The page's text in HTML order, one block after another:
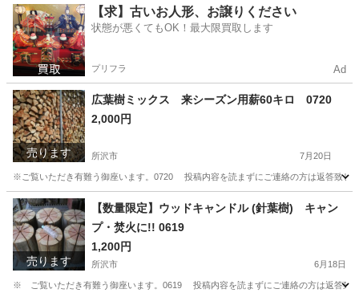
埼玉 所沢市 その他 丸太
【求】古いお人形、お譲りください
状態が悪くてもOK！最大限買取します
プリフラ Ad
売ります
広葉樹ミックス 来シーズン用薪60キロ 0720
2,000円
所沢市 7月20日
※ご覧いただき有難う御座います。0720 投稿内容を読まずにご連絡の方は返答致
埼玉 所沢市 その他 コナラ
売ります
【数量限定】ウッドキャンドル (針葉樹) キャン
プ・焚火に!! 0619
1,200円
所沢市 6月18日
※ ご覧いただき有難う御座います。0619 投稿内容を読まずにご連絡の方は返答致